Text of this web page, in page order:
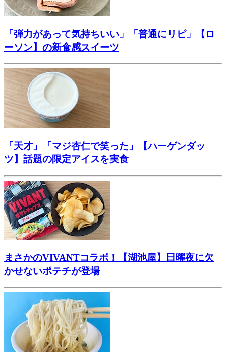
「弾力があって気持ちいい」「普通にリピ」【ロ
ーソン】の新食感スイーツ
「天才」「マジ杏仁で笑った」【ハーゲンダッ
ツ】話題の限定アイスを実食
まさかのVIVANTコラボ！【湖池屋】日曜夜に欠
かせないポテチが登場